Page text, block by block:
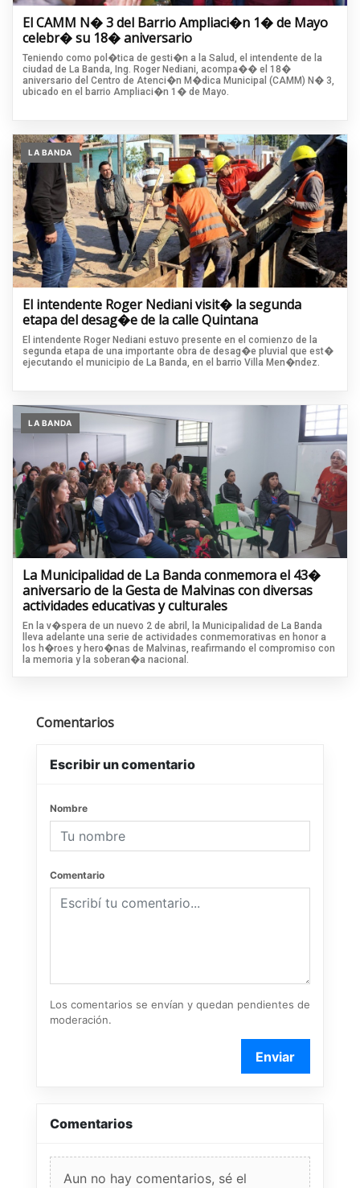
El CAMM N� 3 del Barrio Ampliaci�n 1� de Mayo
celebr� su 18� aniversario
Teniendo como pol�tica de gesti�n a la Salud, el intendente de la
ciudad de La Banda, Ing. Roger Nediani, acompa�� el 18�
aniversario del Centro de Atenci�n M�dica Municipal (CAMM) N� 3,
ubicado en el barrio Ampliaci�n 1� de Mayo.
LA BANDA
El intendente Roger Nediani visit� la segunda
etapa del desag�e de la calle Quintana
El intendente Roger Nediani estuvo presente en el comienzo de la
segunda etapa de una importante obra de desag�e pluvial que est�
ejecutando el municipio de La Banda, en el barrio Villa Men�ndez.
LA BANDA
La Municipalidad de La Banda conmemora el 43�
aniversario de la Gesta de Malvinas con diversas
actividades educativas y culturales
En la v�spera de un nuevo 2 de abril, la Municipalidad de La Banda
lleva adelante una serie de actividades conmemorativas en honor a
los h�roes y hero�nas de Malvinas, reafirmando el compromiso con
la memoria y la soberan�a nacional.
Comentarios
Escribir un comentario
Nombre
Comentario
Los comentarios se envían y quedan pendientes de
moderación.
Enviar
Comentarios
Aun no hay comentarios, sé el